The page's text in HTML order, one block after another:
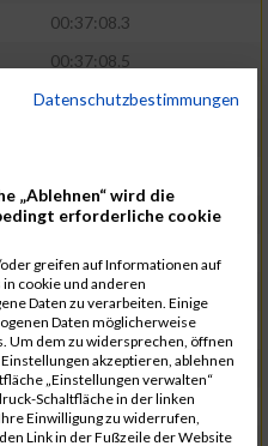
00:37:08.3
00:37:08.5
00:37:08.8
00:37:24.8
00:37:35.5
00:37:36.5
00:37:41.5
00:37:42.0
Datenschutzbestimmungen
„Ablehnen“ wird die
erforderliche cookie
greifen auf Informationen auf
in cookie und anderen
Daten zu verarbeiten. Einige
Daten möglicherweise
Um dem zu widersprechen, öffnen
akzeptieren, ablehnen
„Einstellungen verwalten“
Schaltfläche in der linken
Einwilligung zu widerrufen,
Link in der Fußzeile der Website